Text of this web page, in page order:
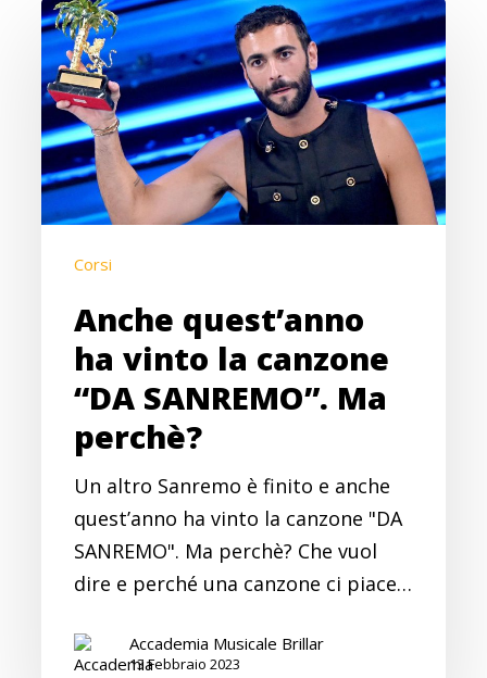
Anche
quest’anno
ha
vinto
la
canzone
“DA
perchè?
Corsi
Anche quest’anno
ha vinto la canzone
“DA SANREMO”. Ma
perchè?
Un altro Sanremo è finito e anche
quest’anno ha vinto la canzone "DA
SANREMO". Ma perchè? Che vuol
dire e perché una canzone ci piace…
Accademia Musicale Brillar
13 Febbraio 2023